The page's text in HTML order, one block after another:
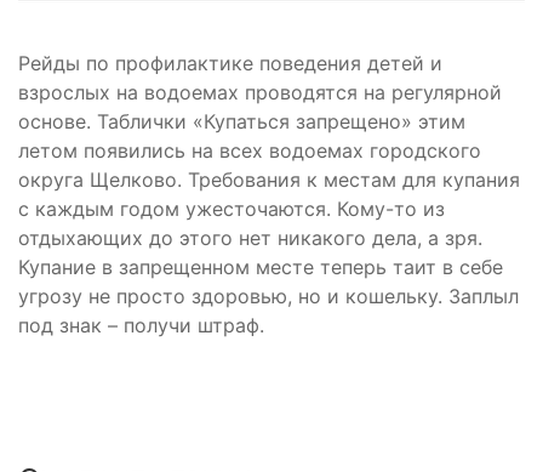
Рейды по профилактике поведения детей и
взрослых на водоемах проводятся на регулярной
основе. Таблички «Купаться запрещено» этим
летом появились на всех водоемах городского
округа Щелково. Требования к местам для купания
с каждым годом ужесточаются. Кому-то из
отдыхающих до этого нет никакого дела, а зря.
Купание в запрещенном месте теперь таит в себе
угрозу не просто здоровью, но и кошельку. Заплыл
под знак – получи штраф.